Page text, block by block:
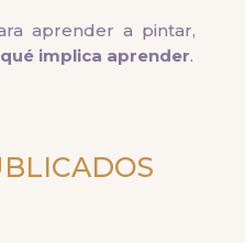
aprender a pintar,
implica aprender.